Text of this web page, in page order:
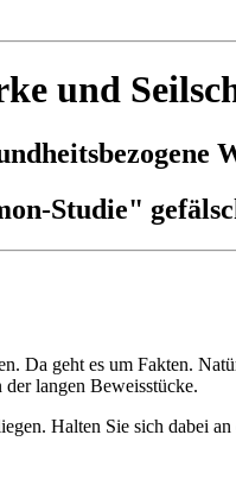
und
Studie"
Da geht es um Fakten.
langen Beweisstücke.
Halten Sie sich dabei